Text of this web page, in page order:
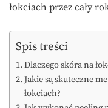
łokciach przez cały
Spis treści
Dlaczego skóra na
Jakie są skuteczne
łokciach?